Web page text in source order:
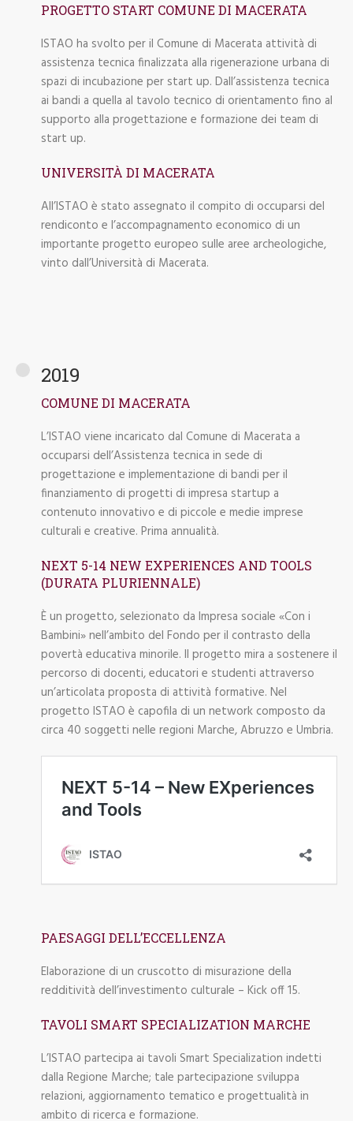
PROGETTO START COMUNE DI MACERATA
ISTAO ha svolto per il Comune di Macerata attività di
assistenza tecnica finalizzata alla rigenerazione urbana di
spazi di incubazione per start up. Dall’assistenza tecnica
ai bandi a quella al tavolo tecnico di orientamento fino al
supporto alla progettazione e formazione dei team di
start up.
UNIVERSITÀ DI MACERATA
All’ISTAO è stato assegnato il compito di occuparsi del
rendiconto e l’accompagnamento economico di un
importante progetto europeo sulle aree archeologiche,
vinto dall’Università di Macerata.
2019
COMUNE DI MACERATA
L’ISTAO viene incaricato dal Comune di Macerata a
occuparsi dell’Assistenza tecnica in sede di
progettazione e implementazione di bandi per il
finanziamento di progetti di impresa startup a
contenuto innovativo e di piccole e medie imprese
culturali e creative. Prima annualità.
NEXT 5-14 NEW EXPERIENCES AND TOOLS
(DURATA PLURIENNALE)
È un progetto, selezionato da Impresa sociale «Con i
Bambini» nell’ambito del Fondo per il contrasto della
povertà educativa minorile. Il progetto mira a sostenere il
percorso di docenti, educatori e studenti attraverso
un’articolata proposta di attività formative. Nel
progetto ISTAO è capofila di un network composto da
circa 40 soggetti nelle regioni Marche, Abruzzo e Umbria.
PAESAGGI DELL’ECCELLENZA
Elaborazione di un cruscotto di misurazione della
redditività dell’investimento culturale – Kick off 15.
TAVOLI SMART SPECIALIZATION MARCHE
L’ISTAO partecipa ai tavoli Smart Specialization indetti
dalla Regione Marche; tale partecipazione sviluppa
relazioni, aggiornamento tematico e progettualità in
ambito di ricerca e formazione.